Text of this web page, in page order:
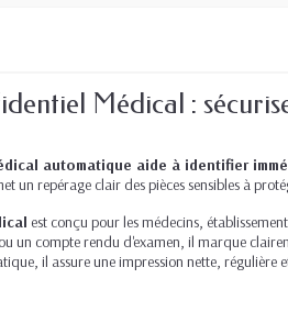
Médical :
automatique aide à identifier
un repérage clair des pièces sensibles à
est conçu pour les médecins,
un compte rendu d'examen, il marque
il assure une impression nette, régulière